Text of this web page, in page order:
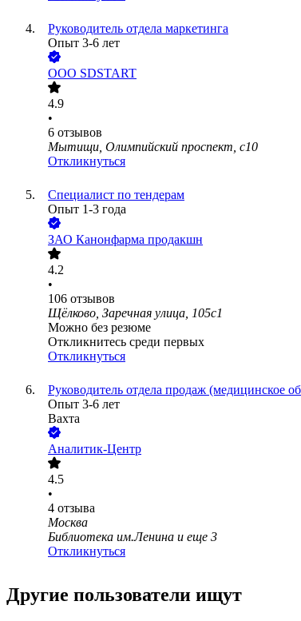
Руководитель отдела маркетинга
Опыт 3-6 лет
ООО SDSTART
4.9
•
6 отзывов
Мытищи, Олимпийский проспект, с10
Откликнуться
Специалист по тендерам
Опыт 1-3 года
ЗАО Канонфарма продакшн
4.2
•
106 отзывов
Щёлково, Заречная улица, 105с1
Можно без резюме
Откликнитесь среди первых
Откликнуться
Руководитель отдела продаж (медицинское
Опыт 3-6 лет
Вахта
Аналитик-Центр
4.5
•
4 отзыва
Москва
Библиотека им.Ленина и еще 3
Откликнуться
Другие пользователи ищут